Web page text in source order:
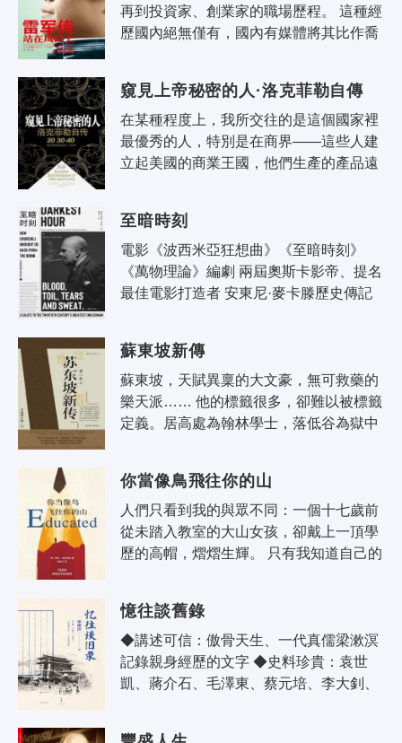
再到投資家、創業家的職場歷程。 這種經
歷國內絕無僅有，國內有媒體將其比作喬
窺見上帝秘密的人·洛克菲勒自傳
在某種程度上，我所交往的是這個國家裡
最優秀的人，特別是在商界——這些人建
立起美國的商業王國，他們生產的產品遠
不..
至暗時刻
電影《波西米亞狂想曲》《至暗時刻》
《萬物理論》編劇 兩屆奧斯卡影帝、提名
最佳電影打造者 安東尼·麥卡滕歷史傳記
蘇東坡新傳
蘇東坡，天賦異稟的大文豪，無可救藥的
樂天派…… 他的標籤很多，卻難以被標籤
定義。居高處為翰林學士，落低谷為獄中
你當像鳥飛往你的山
人們只看到我的與眾不同：一個十七歲前
從未踏入教室的大山女孩，卻戴上一頂學
歷的高帽，熠熠生輝。 只有我知道自己的
憶往談舊錄
◆講述可信：傲骨天生、一代真儒梁漱溟
記錄親身經歷的文字 ◆史料珍貴：袁世
凱、蔣介石、毛澤東、蔡元培、李大釗、